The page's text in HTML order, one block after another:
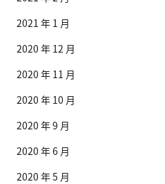
2021 年 1 月
2020 年 12 月
2020 年 11 月
2020 年 10 月
2020 年 9 月
2020 年 6 月
2020 年 5 月